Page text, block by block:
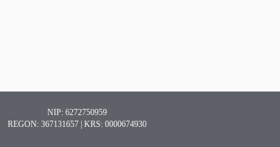
NIP: 6272750959
REGON: 367131657 | KRS: 0000674930